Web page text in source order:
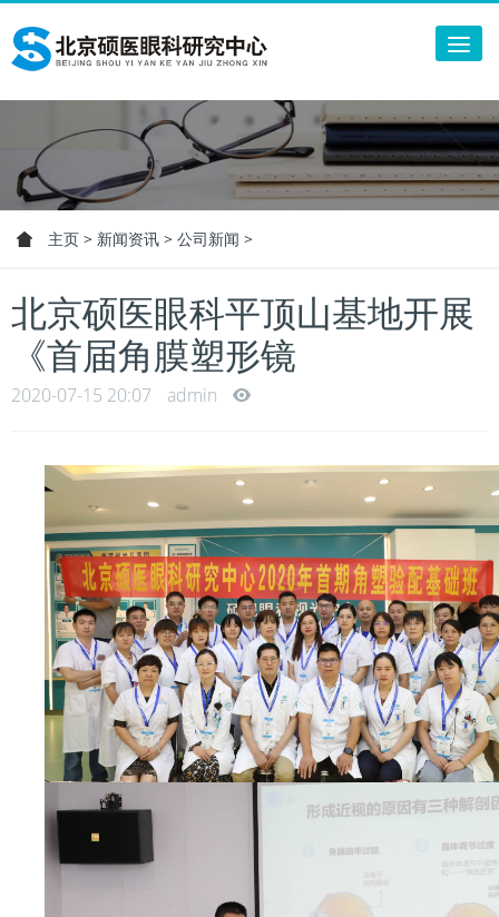
主页 > 新闻资讯 > 公司新闻 >
北京硕医眼科平顶山基地开展
《首届角膜塑形镜
2020-07-15 20:07 admin